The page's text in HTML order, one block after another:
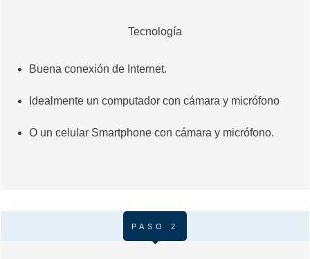
Tecnología
Buena conexión de Internet.
Idealmente un computador con cámara y micrófono
O un celular Smartphone con cámara y micrófono.
PASO 2